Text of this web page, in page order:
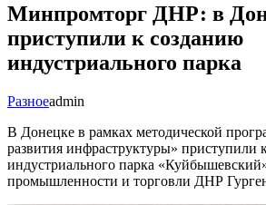
Минпромторг ДНР: в
приступили к созданию
индустриального парка
Разноеadmin
В Донецке в рамках методической
развития инфраструктуры» приступили
индустриального парка
промышленности и торговли ДНР